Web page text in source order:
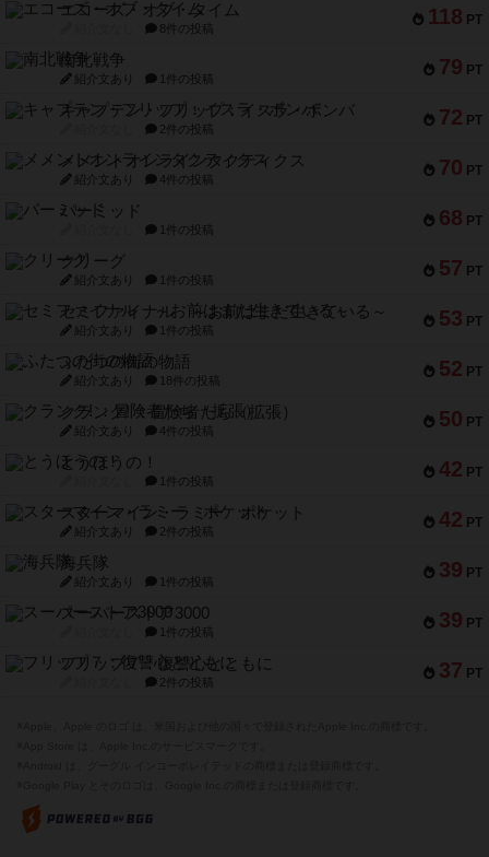
118 PT
エコーズ・オブ・タイム
8件の投稿
79 PT
南北戦争
紹介文あり 1件の投稿
72 PT
キャプテン・フリップ：イスラ・ボンバ
2件の投稿
70 PT
メメントオンラインタクティクス
紹介文あり 4件の投稿
68 PT
パーミッド
1件の投稿
57 PT
クリーグ
紹介文あり 1件の投稿
53 PT
セミファイナル ～お前はまだ生きている～
紹介文あり 1件の投稿
52 PT
ふたつの街の物語
紹介文あり 18件の投稿
50 PT
クランク! ：冒険者たち（拡張）
紹介文あり 4件の投稿
42 PT
とうほうの！
1件の投稿
42 PT
スターマイン・ラミー ポケット
紹介文あり 2件の投稿
39 PT
海兵隊
紹介文あり 1件の投稿
39 PT
スーパーストア3000
1件の投稿
37 PT
フリップ７：復讐心とともに
2件の投稿